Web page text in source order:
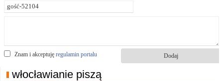
Znam i akceptuję regulamin portalu
włocławianie piszą